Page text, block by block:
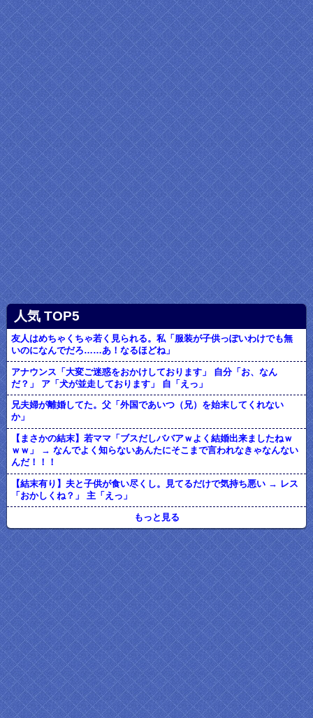
人気 TOP5
友人はめちゃくちゃ若く見られる。私「服装が子供っぽいわけでも無
いのになんでだろ……あ！なるほどね」
アナウンス「大変ご迷惑をおかけしております」 自分「お、なん
だ？」 ア「犬が並走しております」 自「えっ」
兄夫婦が離婚してた。父「外国であいつ（兄）を始末してくれない
か」
【まさかの結末】若ママ「ブスだしババアｗよく結婚出来ましたねｗ
ｗｗ」 → なんでよく知らないあんたにそこまで言われなきゃなんない
んだ！！！
【結末有り】夫と子供が食い尽くし。見てるだけで気持ち悪い → レス
「おかしくね？」 主「えっ」
もっと見る